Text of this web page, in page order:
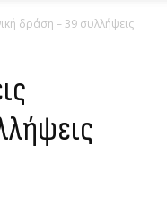
δράση – 39 συλλήψεις